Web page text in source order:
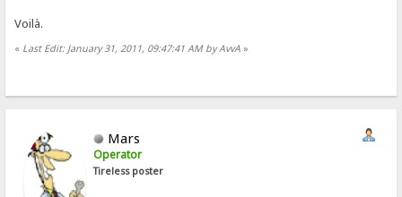
Voilà.
« Last Edit: January 31, 2011, 09:47:41 AM by AvvA »
Mars
Operator
Tireless poster